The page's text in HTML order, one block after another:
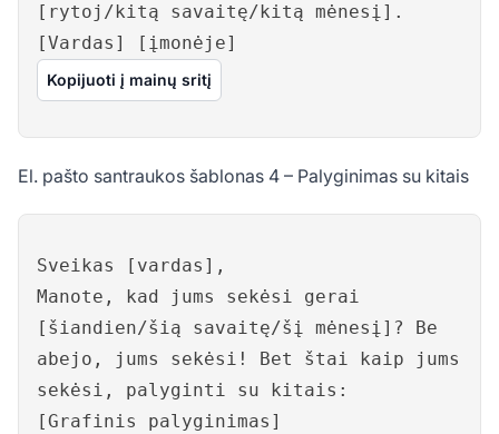
[rytoj/kitą savaitę/kitą mėnesį].
[Vardas] [įmonėje]
Kopijuoti į mainų sritį
El. pašto santraukos šablonas 4 – Palyginimas su kitais
Sveikas [vardas],
Manote, kad jums sekėsi gerai
[šiandien/šią savaitę/šį mėnesį]? Be
abejo, jums sekėsi! Bet štai kaip jums
sekėsi, palyginti su kitais:
[Grafinis palyginimas]